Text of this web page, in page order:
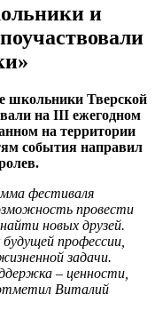
и
школьники Тверской
на III ежегодном
на территории
события направил
фестиваля
провести
новых друзей.
профессии,
задачи.
– ценности,
Виталий